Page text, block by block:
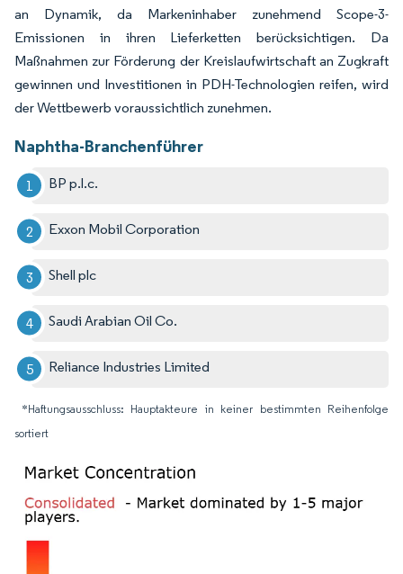
an Dynamik, da Markeninhaber zunehmend Scope-3-
Emissionen in ihren Lieferketten berücksichtigen. Da
Maßnahmen zur Förderung der Kreislaufwirtschaft an Zugkraft
gewinnen und Investitionen in PDH-Technologien reifen, wird
der Wettbewerb voraussichtlich zunehmen.
Naphtha-Branchenführer
BP p.l.c.
Exxon Mobil Corporation
Shell plc
Saudi Arabian Oil Co.
Reliance Industries Limited
*Haftungsausschluss: Hauptakteure in keiner bestimmten Reihenfolge
sortiert